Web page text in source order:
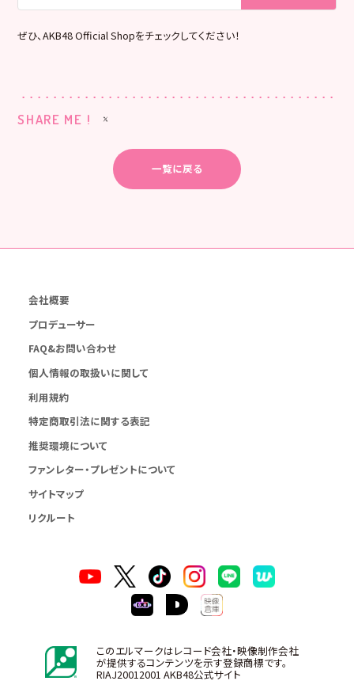
ぜひ、AKB48 Official Shopをチェックしてください！
SHARE ME !
一覧に戻る
会社概要
プロデューサー
FAQ&お問い合わせ
個人情報の取扱いに関して
利用規約
特定商取引法に関する表記
推奨環境について
ファンレター・プレゼントについて
サイトマップ
リクルート
このエルマークはレコード会社・映像制作会社
が提供するコンテンツを示す登録商標です。
RIAJ20012001 AKB48公式サイト